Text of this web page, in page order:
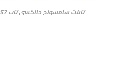
تابلت سامسونج جالكسي تاب Samsung Galaxy Tab S7